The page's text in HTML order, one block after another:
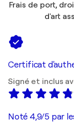
Frais de port,
d'art
Certificat
Signé et inclus
Noté 4,9/5 par